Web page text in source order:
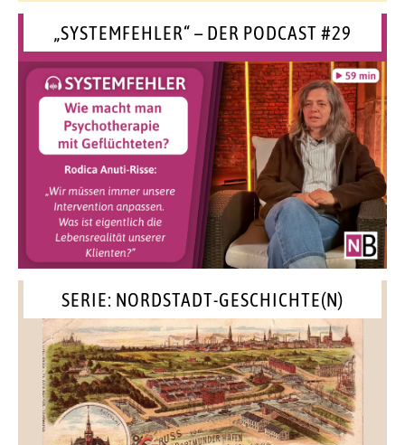
„SYSTEMFEHLER“ – DER PODCAST #29
SERIE: NORDSTADT-GESCHICHTE(N)